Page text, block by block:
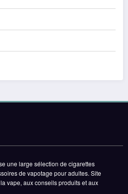
une large sélection de cigarettes
de vapotage pour adultes. Site
vape, aux conseils produits et aux